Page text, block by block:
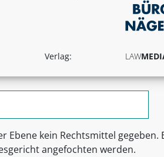
Verlag: LAW
Ebene kein Rechtsmittel gegeben.
angefochten werden.